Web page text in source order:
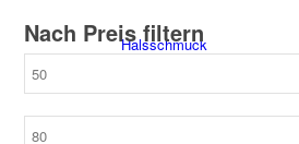
Halsschmuck
Nach Preis filtern